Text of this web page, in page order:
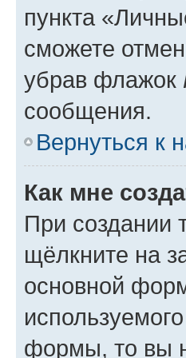
пункта
сможете
убрав флажок
сообщения.
Вернуться к
Как мне
При создании
щёлкните на
основной
формы, то вы